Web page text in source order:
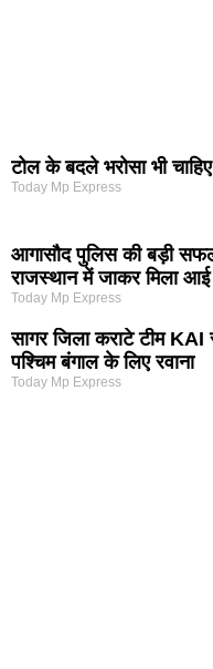
टोल के बदले भरोसा भी
Today Mp Express
आगासौद पुलिस की बड़ी
राजस्थान में जाकर मिला आई
Today Mp Express
सागर जिला कराटे टीम KAI
पश्चिम बंगाल के लिए रवाना
Today Mp Express